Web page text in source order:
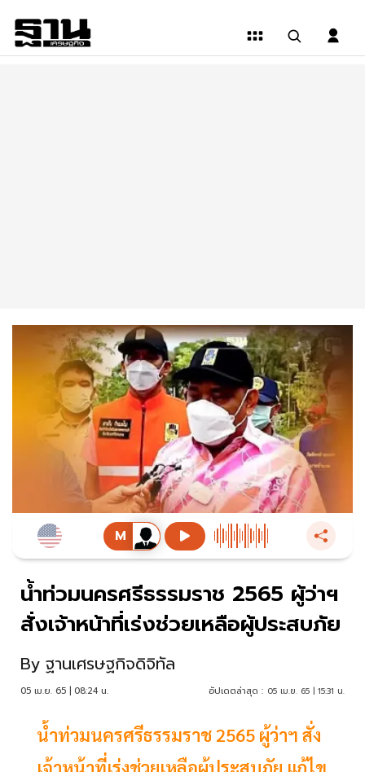
น้ำท่วมนครศรีธรรมราช 2565 ผู้ว่าฯ
สั่งเจ้าหน้าที่เร่งช่วยเหลือผู้ประสบภัย
By ฐานเศรษฐกิจดิจิทัล
05 เม.ย. 65 | 08:24 น. อัปเดตล่าสุด : 05 เม.ย. 65 | 15:31 น.
น้ำท่วมนครศรีธรรมราช 2565 ผู้ว่าฯ สั่ง
เจ้าหน้าที่เร่งช่วยเหลือผู้ประสบภัย แก้ไข